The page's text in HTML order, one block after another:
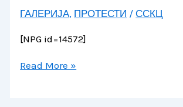
ГАЛЕРИЈА, ПРОТЕСТИ /ССКЦ
[NPG id=14572]
Read More »